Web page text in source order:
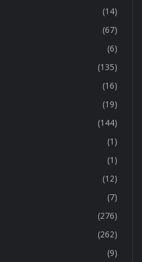
(14)
(67)
(6)
(135)
(16)
(19)
(144)
(1)
(1)
(12)
(7)
(276)
(262)
(9)